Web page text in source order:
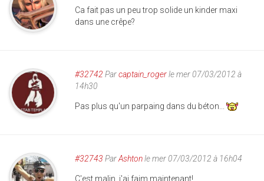
Ca fait pas un peu trop solide un kinder maxi
dans une crêpe?
#32742 Parcaptain_rogerle mer 07/03/2012 à
14h30
Pas plus qu'un parpaing dans du béton...
#32743 ParAshtonle mer 07/03/2012 à 16h04
C'est malin, j'ai faim maintenant!